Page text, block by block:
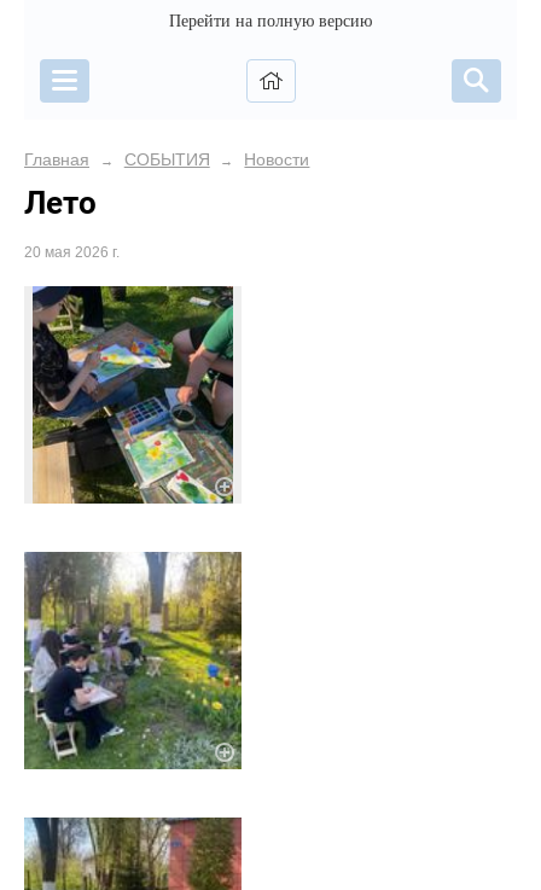
Перейти на полную версию
Главная → СОБЫТИЯ → Новости
Лето
20 мая 2026 г.